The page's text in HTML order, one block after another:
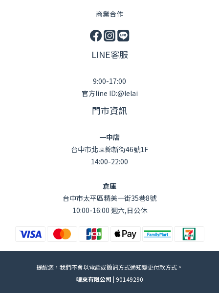
商業合作
LINE客服
9:00-17:00
官方line ID:@lelai
門市資訊
一中店
台中市北區錦新街46號1F
14:00-22:00
倉庫
台中市太平區精美一街35巷8號
10:00-16:00 週六,日公休
提醒您，我們不會以電話或簡訊方式通知變更付款方式。
哩來有限公司 | 90149290